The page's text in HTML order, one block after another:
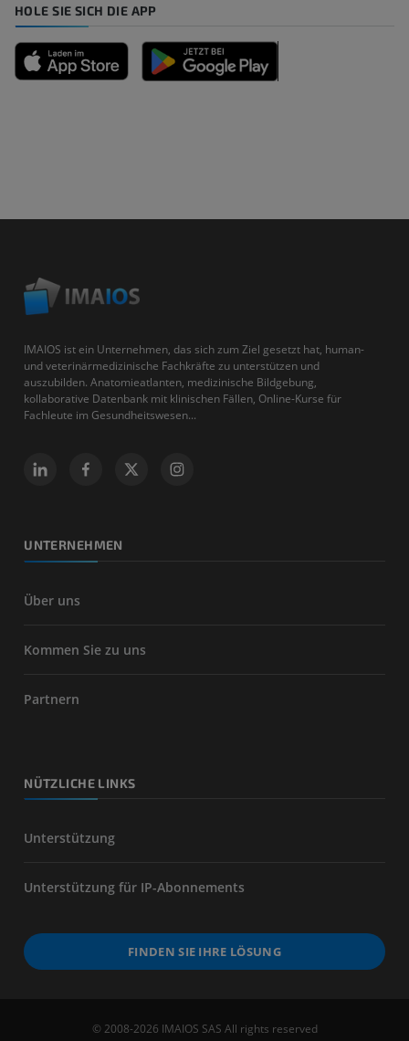
HOLE SIE SICH DIE APP
IMAIOS ist ein Unternehmen, das sich zum Ziel gesetzt hat, human-
und veterinärmedizinische Fachkräfte zu unterstützen und
auszubilden. Anatomieatlanten, medizinische Bildgebung,
kollaborative Datenbank mit klinischen Fällen, Online-Kurse für
Fachleute im Gesundheitswesen...
UNTERNEHMEN
Über uns
Kommen Sie zu uns
Partnern
NÜTZLICHE LINKS
Unterstützung
Unterstützung für IP-Abonnements
FINDEN SIE IHRE LÖSUNG
© 2008-2026 IMAIOS SAS All rights reserved